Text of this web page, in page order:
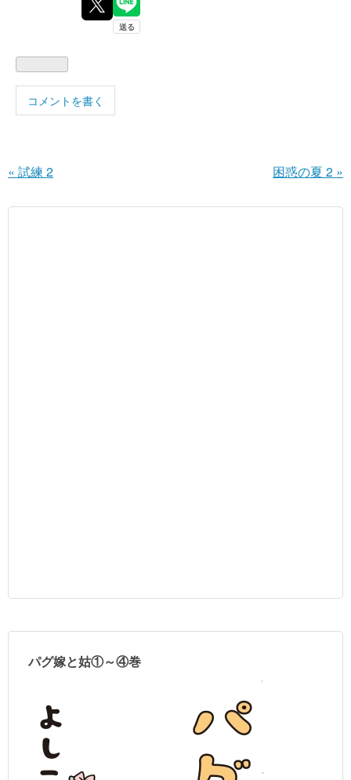
コメントを書く
« 試練 2 困惑の夏 2 »
パグ嫁と姑①～④巻